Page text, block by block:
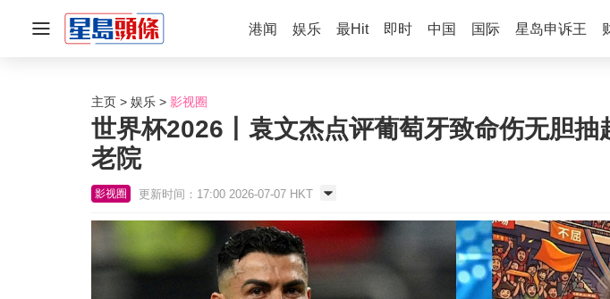
港闻 娱乐 最Hit 即时 中国 国际 星岛申诉王
主页 娱乐 影视圈
世界杯2026丨袁文杰点评葡萄牙致命伤无胆
老院
影视圈 更新时间：17:00 2026-07-07 HKT